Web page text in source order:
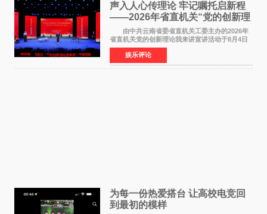
声入人心传理论 牢记嘱托启新程
——2026年省直机关“党的创新理
论我来讲”宣讲活动圆满落幕
由中共云南省委省直机关工委主办的2026年
省直机关党的创新理论我来讲宣讲活动于8月4日
至5日在昆明举办。活动以 "牢记嘱托 感恩奋进
开创云南发展新局面 "为主题，坚持以新时代中国
特色社会主义
娱乐评论
为每一份热爱搭台 让高校电竞回
到最初的模样